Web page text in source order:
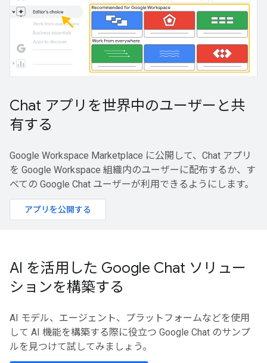
Chat アプリを世界中のユーザーと共
有する
Google Workspace Marketplace に公開して、Chat アプリ
を Google Workspace 組織内のユーザーに配布するか、す
べての Google Chat ユーザーが利用できるようにします。
アプリを公開する
AI を活用した Google Chat ソリュー
ションを構築する
AI モデル、エージェント、プラットフォームなどを使用
して AI 機能を構築する際に役立つ Google Chat のサンプ
ルを見つけて試してみましょう。